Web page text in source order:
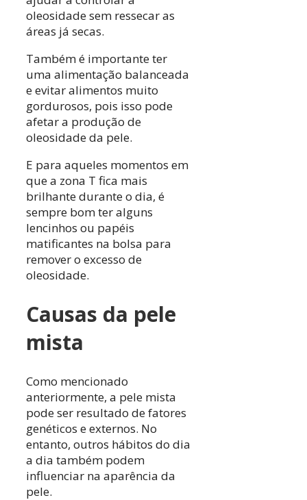
oleosidade sem ressecar as
áreas já secas.
Também é importante ter
uma alimentação balanceada
e evitar alimentos muito
gordurosos, pois isso pode
afetar a produção de
oleosidade da pele.
E para aqueles momentos em
que a zona T fica mais
brilhante durante o dia, é
sempre bom ter alguns
lencinhos ou papéis
matificantes na bolsa para
remover o excesso de
oleosidade.
Causas da pele
mista
Como mencionado
anteriormente, a pele mista
pode ser resultado de fatores
genéticos e externos. No
entanto, outros hábitos do dia
a dia também podem
influenciar na aparência da
pele.